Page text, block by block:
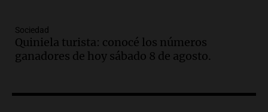
Audio.
Una nutricionista derribó el mito
del desayuno ideal: qué alimentos
conviene priorizar
Sociedad
Quiniela turista: conocé los números
ganadores de hoy sábado 8 de agosto.